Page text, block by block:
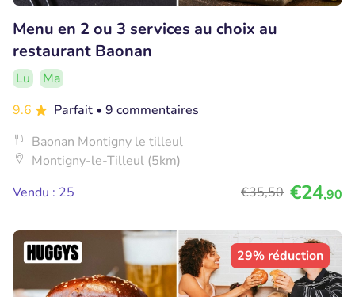
Menu en 2 ou 3 services au choix au
restaurant Baonan
Lu
Ma
9.6
Parfait • 9 commentaires
Baonan Montigny le tilleul
Montigny-le-Tilleul (5km)
Vendu : 25
€35,50 €24,90
29% réduction